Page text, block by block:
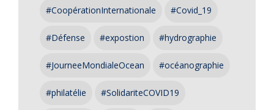
#CoopérationInternationale #Covid_19
#Défense #expostion #hydrographie
#JourneeMondialeOcean #océanographie
#philatélie #SolidariteCOVID19